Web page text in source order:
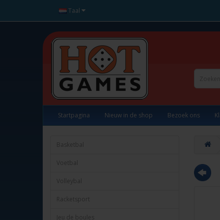
Taal
Startpagina Nieuw in de shop Bezoek ons
Basketbal
Voetbal
Volleybal
Racketsport
Jeu de boules